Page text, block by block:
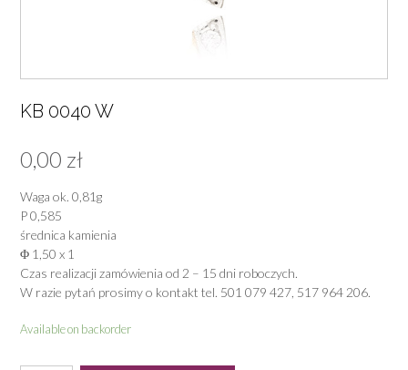
KB 0040 W
0,00 zł
Waga ok. 0,81g
P 0,585
średnica kamienia
Φ 1,50 x 1
Czas realizacji zamówienia od 2 – 15 dni roboczych.
W razie pytań prosimy o kontakt tel. 501 079 427, 517 964 206.
Available on backorder